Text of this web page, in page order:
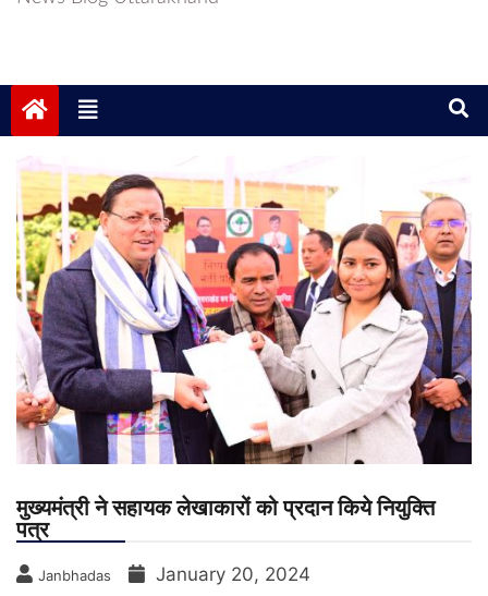
मुख्यमंत्री ने सहायक लेखाकारों को प्रदान किये नियुक्ति
पत्र
Janbhadas January 20, 2024